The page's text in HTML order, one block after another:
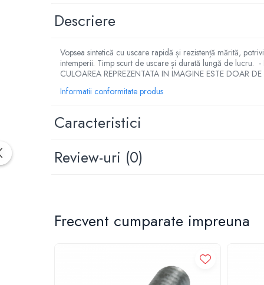
1.7. Sisteme de franare
1.7.3. Simeringuri sistem franare
1.7.5. O-ring frana
1.8. Transmisie
Descriere
Vopsea sintetică cu uscare rapidă și rezistență mărită,
intemperii. Timp scurt de uscare și durată lungă de lucru.
CULOAREA REPREZENTATA IN IMAGINE ESTE DOAR
Informatii conformitate produs
Caracteristici
Review-uri (0)
Frecvent cumparate impreuna